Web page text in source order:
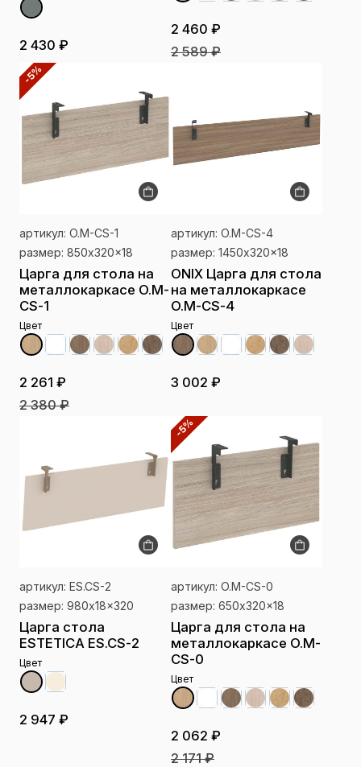
2 430 ₽
2 460 ₽
2 589 ₽
-5%
артикул: O.M-CS-1
размер: 850x320x18
Царга для стола на
металлокаркасе O.M-
CS-1
Цвет
2 261 ₽
2 380 ₽
артикул: O.M-CS-4
размер: 1450x320x18
ONIX Царга для стола
на металлокаркасе
O.M-CS-4
Цвет
3 002 ₽
артикул: ES.CS-2
размер: 980x18x320
Царга стола
ESTETICA ES.CS-2
Цвет
2 947 ₽
-5%
артикул: O.M-CS-0
размер: 650x320x18
Царга для стола на
металлокаркасе O.M-
CS-0
Цвет
2 062 ₽
2 171 ₽